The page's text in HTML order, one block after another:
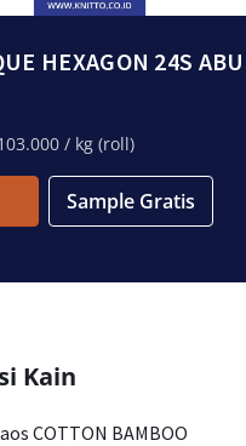
HEXAGON 24S ABU
/ kg (roll)
Sample Gratis
Kain
COTTON BAMBOO